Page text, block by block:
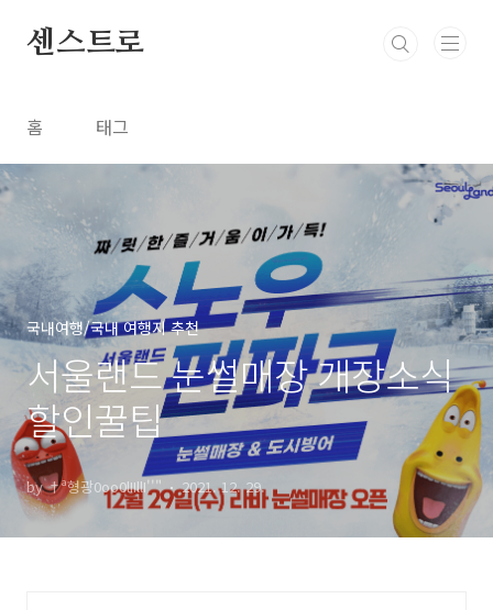
센스트로
홈 태그
국내여행/국내 여행지 추천
서울랜드 눈썰매장 개장소식
할인꿀팁
by †ª형광0oo0lIIllI''" 2021. 12. 29.